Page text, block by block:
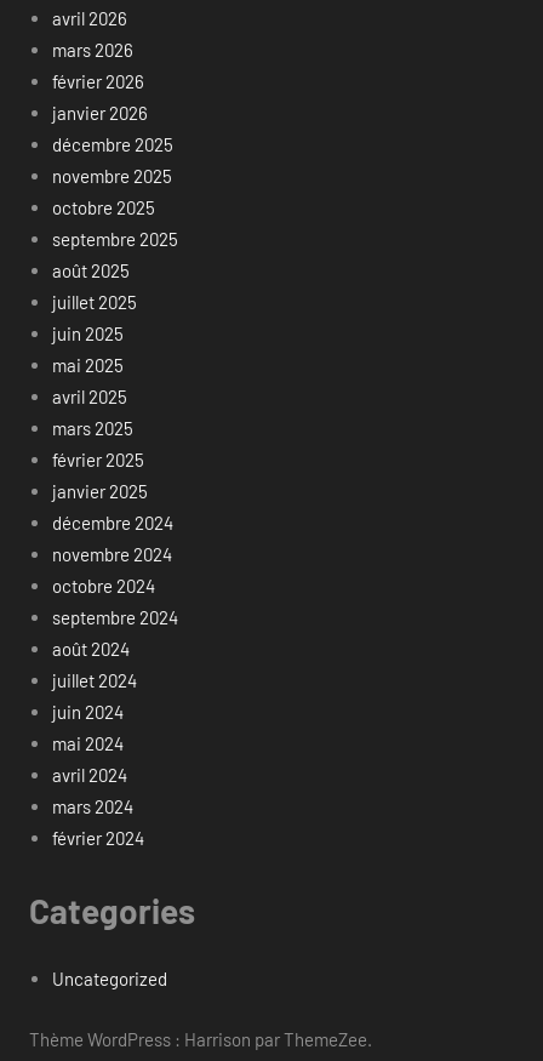
avril 2026
mars 2026
février 2026
janvier 2026
décembre 2025
novembre 2025
octobre 2025
septembre 2025
août 2025
juillet 2025
juin 2025
mai 2025
avril 2025
mars 2025
février 2025
janvier 2025
décembre 2024
novembre 2024
octobre 2024
septembre 2024
août 2024
juillet 2024
juin 2024
mai 2024
avril 2024
mars 2024
février 2024
Categories
Uncategorized
Thème WordPress : Harrison par ThemeZee.